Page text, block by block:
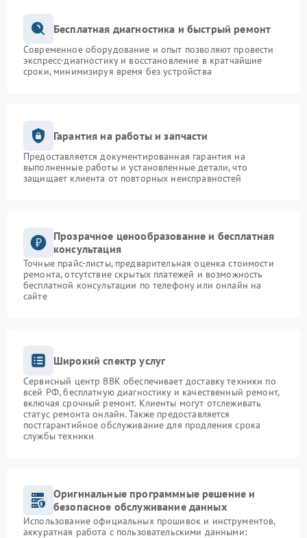
Бесплатная диагностика и быстрый ремонт
Современное оборудование и опыт позволяют провести
экспресс-диагностику и восстановление в кратчайшие
сроки, минимизируя время без устройства
Гарантия на работы и запчасти
Предоставляется документированная гарантия на
выполненные работы и установленные детали, что
защищает клиента от повторных неисправностей
Прозрачное ценообразование и бесплатная
консультация
Точные прайс-листы, предварительная оценка стоимости
ремонта, отсутствие скрытых платежей и возможность
бесплатной консультации по телефону или онлайн на
сайте
Широкий спектр услуг
Сервисный центр BBK обеспечивает доставку техники по
всей РФ, бесплатную диагностику и качественный ремонт,
включая срочный ремонт. Клиенты могут отслеживать
статус ремонта онлайн. Также предоставляется
постгарантийное обслуживание для продления срока
службы техники
Оригинальные программные решение и
безопасное обслуживание данных
Использование официальных прошивок и инструментов,
аккуратная работа с пользовательскими данными: